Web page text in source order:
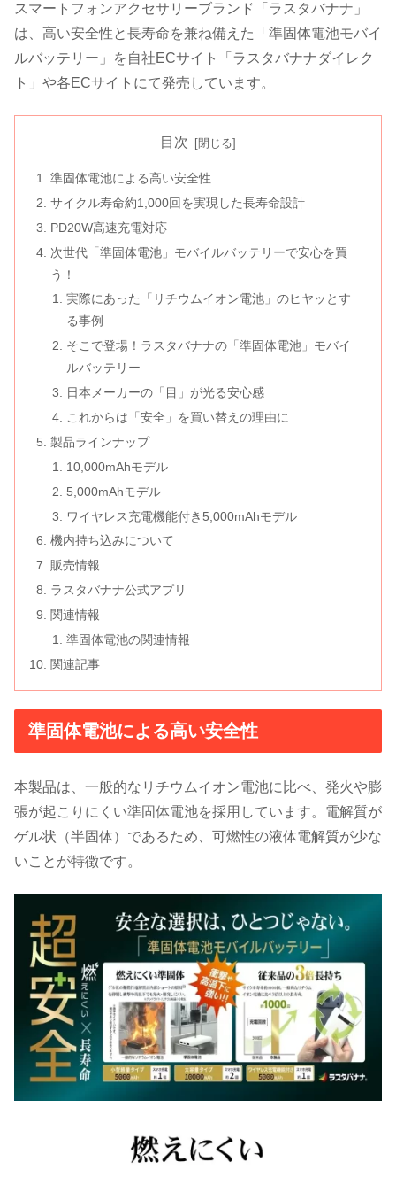
スマートフォンアクセサリーブランド「ラスタバナナ」
は、高い安全性と長寿命を兼ね備えた「準固体電池モバイ
ルバッテリー」を自社ECサイト「ラスタバナナダイレク
ト」や各ECサイトにて発売しています。
目次
準固体電池による高い安全性
サイクル寿命約1,000回を実現した長寿命設計
PD20W高速充電対応
次世代「準固体電池」モバイルバッテリーで安心を買
う！
実際にあった「リチウムイオン電池」のヒヤッとす
る事例
そこで登場！ラスタバナナの「準固体電池」モバイ
ルバッテリー
日本メーカーの「目」が光る安心感
これからは「安全」を買い替えの理由に
製品ラインナップ
10,000mAhモデル
5,000mAhモデル
ワイヤレス充電機能付き5,000mAhモデル
機内持ち込みについて
販売情報
ラスタバナナ公式アプリ
関連情報
準固体電池の関連情報
関連記事
準固体電池による高い安全性
本製品は、一般的なリチウムイオン電池に比べ、発火や膨
張が起こりにくい準固体電池を採用しています。電解質が
ゲル状（半固体）であるため、可燃性の液体電解質が少な
いことが特徴です。